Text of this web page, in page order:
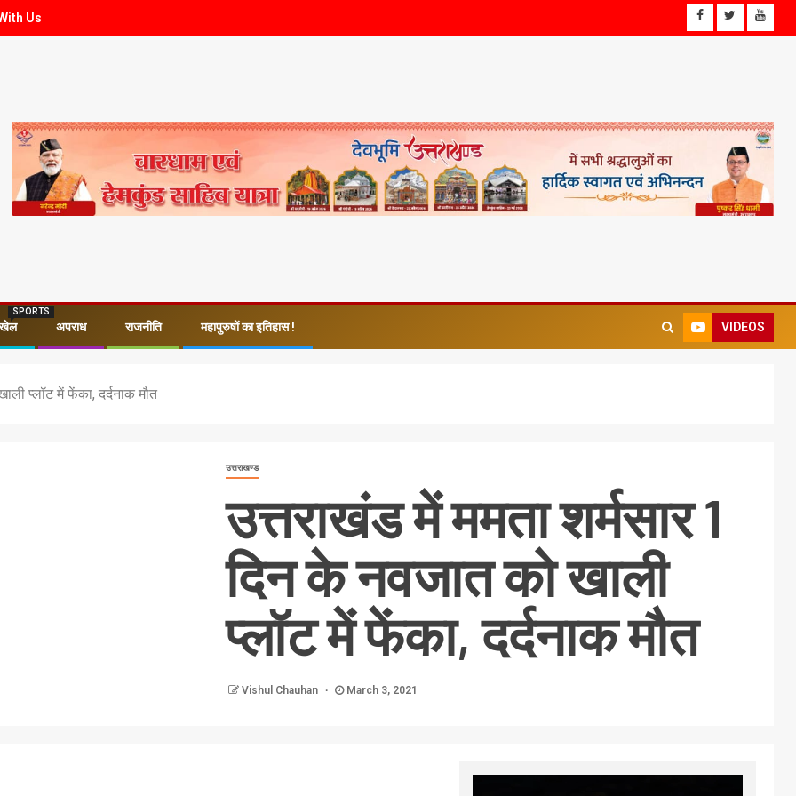
Us
खेल
SPORTS
अपराध राजनीति महापुरुषों का इतिहास ! VIDEOS
प्लॉट में फेंका, दर्दनाक मौत
उत्तराखण्ड
उत्तराखंड में ममता शर्मसार 1
दिन के नवजात को खाली
प्लॉट में फेंका, दर्दनाक मौत
Vishul Chauhan March 3, 2021